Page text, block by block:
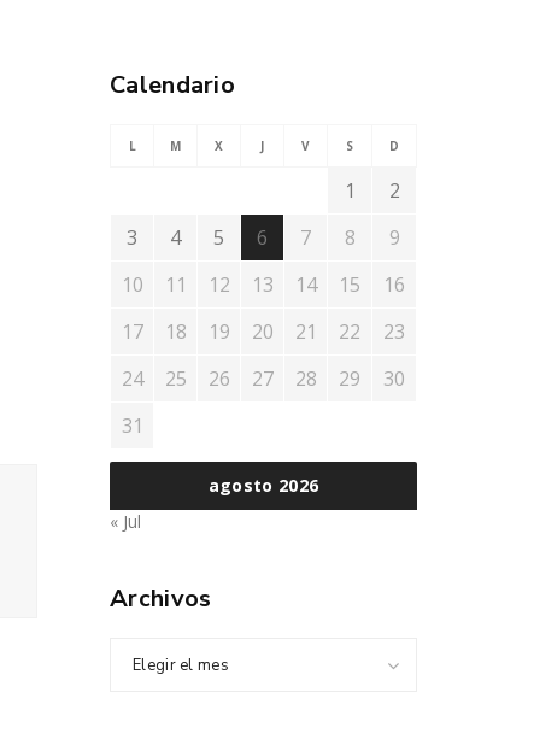
Calendario
agosto 2026
L M X J V S D
1
2
3
4 5 6 7 8
9
10
11 12 13 14 15
16
17
18 19 20 21 22
23
24
25 26 27 28 29
30
31
« Jul
Archivos
Elegir el mes